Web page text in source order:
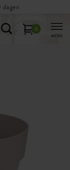
0
MENU